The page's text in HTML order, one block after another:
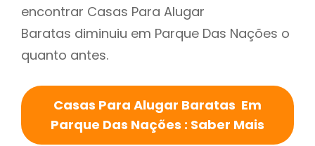
encontrar Casas Para Alugar
Baratas diminuiu em Parque Das Nações o
quanto antes.
Casas Para Alugar Baratas Em
Parque Das Nações : Saber Mais